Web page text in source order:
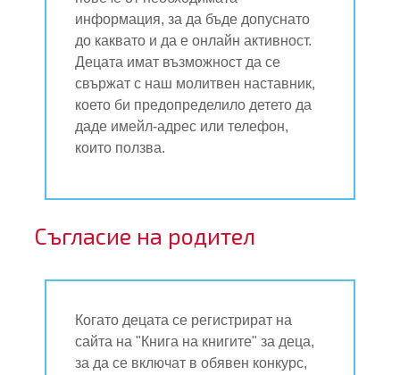
информация, за да бъде допуснато
до каквато и да е онлайн активност.
Децата имат възможност да се
свържат с наш молитвен наставник,
което би предопределило детето да
даде имейл-адрес или телефон,
които ползва.
Съгласие на родител
Когато децата се регистрират на
сайта на "Книга на книгите" за деца,
за да се включат в обявен конкурс,